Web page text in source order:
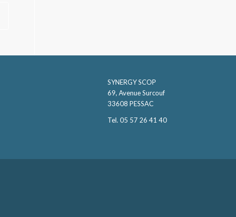
SYNERGY SCOP
69, Avenue Surcouf
33608 PESSAC
Tel. 05 57 26 41 40